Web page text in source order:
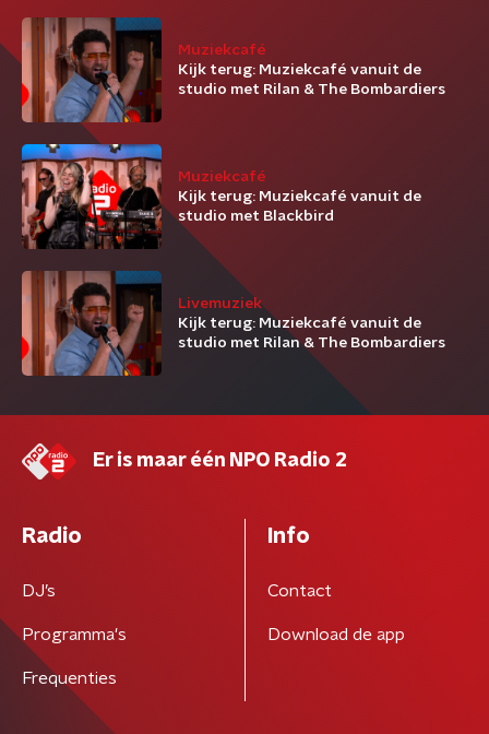
Muziekcafé
Kijk terug: Muziekcafé vanuit de
studio met Rilan & The Bombardiers
Muziekcafé
Kijk terug: Muziekcafé vanuit de
studio met Blackbird
Livemuziek
Kijk terug: Muziekcafé vanuit de
studio met Rilan & The Bombardiers
Er is maar één NPO Radio 2
Radio
DJ’s
Programma's
Frequenties
Info
Contact
Download de app